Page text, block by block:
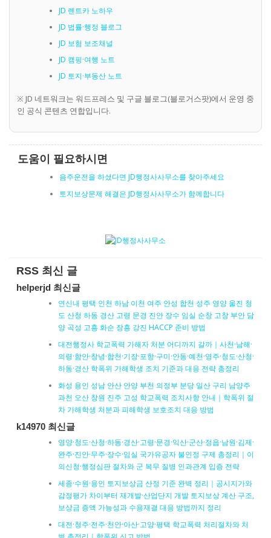
JD 렌트카 노하우
JD 법률·행정 블로그
JD 보험 보조채널
JD 캠핑·여행 노트
JD 토지·부동산 노트
※ JD 네트워크는 워드프레스 및 구글 블로그(블로거스팟)에서 운영 중
인 공식 콘텐츠 연합입니다.
도움이 필요하시면
음주운전을 하셨다면 JD행정사사무소를 찾아주세요
토지보상문제 해결은 JD행정사사무소가 함께합니다
RSS 최신 글
helperjd 최신글
연신내 평택 인천 하남 이천 여주 안성 합천 성주 영양 울진 청
도 산청 하동 경산 고령 문경 진안 장수 임실 순창 고창 부안 담
양 곡성 고흥 화순 장흥 강진 HACCP 준비 방법
대전행정사 학교폭력 가해자 처분 어디까지 갈까｜사천·남해·
의령·함안·창녕·합천·기장·포항·구미·안동·예천·영주·청도·산청·
하동·경산 학폭위 가해학생 조치 기준과 대응 전략 총정리
화성 용인 성남 안산 안양 부천 의정부 분당 일산 구리 남양주
과천 오산 창원 진주 고성 학교폭력 조치사항 안내｜학폭위 절
차 가해학생 처분과 피해학생 보호조치 대응 방법
k14970 최신글
영양·청도·산청·하동·경산·고령·문경·익산·군산·정읍·남원·김제·
완주·진안·무주·장수·임실 국가유공자 불인정 구제 총정리｜이
의신청·행정심판 절차와 군 복무 질병 인과관계 입증 전략
세종·수원·용인 토지보상금 산정 기준 완벽 정리｜공시지가와
감정평가 차이부터 재개발·산업단지 개발 토지보상 계산 구조,
보상금 증액 가능성과 수용재결 대응 방법까지 정리
대전·청주·전주·천안·아산·고양·평택 학교폭력 처리절차와 처